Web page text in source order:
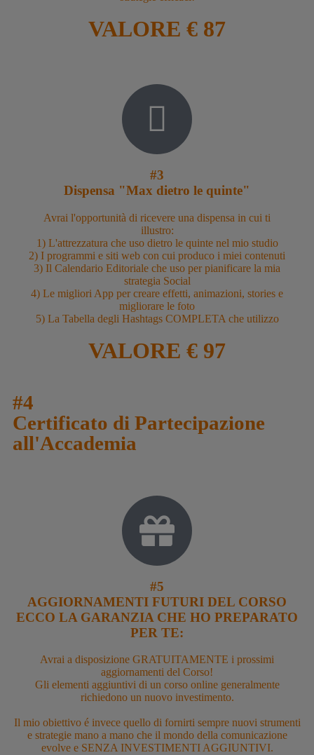
VALORE € 87
#3
Dispensa "Max dietro le quinte"
Avrai l'opportunità di ricevere una dispensa in cui ti
illustro:
1) L'attrezzatura che uso dietro le quinte nel mio studio
2) I programmi e siti web con cui produco i miei contenuti
3) Il Calendario Editoriale che uso per pianificare la mia
strategia Social
4) Le migliori App per creare effetti, animazioni, stories e
migliorare le foto
5) La Tabella degli Hashtags COMPLETA che utilizzo
VALORE € 97
#4
Certificato di Partecipazione
all'Accademia
#5
AGGIORNAMENTI FUTURI DEL CORSO
ECCO LA GARANZIA CHE HO PREPARATO
PER TE:
Avrai a disposizione GRATUITAMENTE i prossimi
aggiornamenti del Corso!
Gli elementi aggiuntivi di un corso online generalmente
richiedono un nuovo investimento.
Il mio obiettivo é invece quello di fornirti sempre nuovi strumenti
e strategie mano a mano che il mondo della comunicazione
evolve e SENZA INVESTIMENTI AGGIUNTIVI.